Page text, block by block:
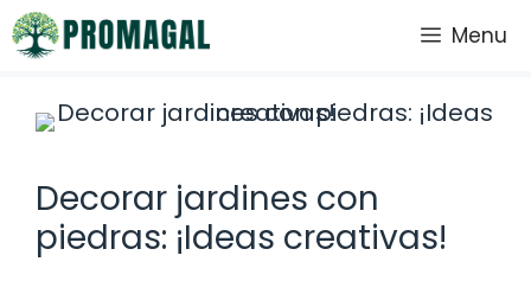
Saltar
al
Menu
Decorar jardines con
piedras: ¡Ideas creativas!